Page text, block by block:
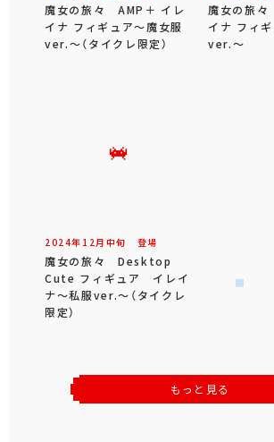
魔女の旅々 AMP＋ イレ
イナ フィギュア～魔女服
ver.～（タイクレ限定）
魔女の旅
イナ フィ
ver.～
2024年 12 月 中旬 登場
魔女の旅々 Desktop
Cute フィギュア イレイ
ナ～私服ver.～（タイクレ
限定）
もっと見る